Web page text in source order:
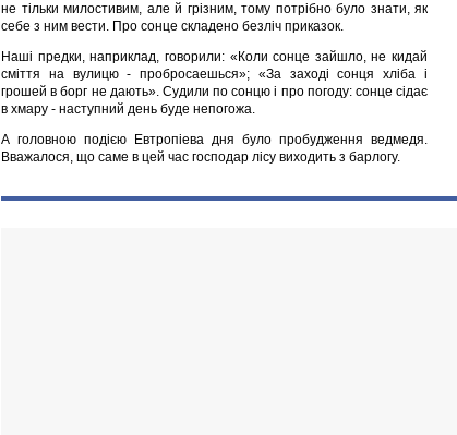
не тільки милостивим, але й грізним, тому потрібно було знати, як
себе з ним вести. Про сонце складено безліч приказок.
Наші предки, наприклад, говорили: «Коли сонце зайшло, не кидай
сміття на вулицю - пробросаешься»; «За заході сонця хліба і
грошей в борг не дають». Судили по сонцю і про погоду: сонце сідає
в хмару - наступний день буде непогожа.
А головною подією Евтропіева дня було пробудження ведмедя.
Вважалося, що саме в цей час господар лісу виходить з барлогу.